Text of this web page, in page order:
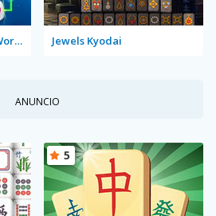
Mahjong Connect Fish World Jewels Kyodai
ANUNCIO
5